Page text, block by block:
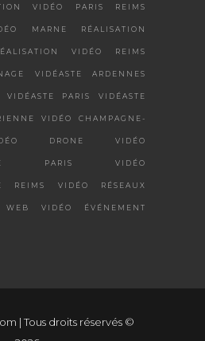
VIDÉO PARIS REIMS
MARNE RÉALISATION
VIDÉO REIMS
VIDÉASTE ARDENNES
VIDÉASTE PARIS VIDÉASTE
VIDÉO CHAMPAGNE-
DRONE VIDÉO
PARIS VIDÉO
REIMS VIDÉO RÉSEAUX
WEB VIDÉO ÉVÉNEMENT
| Tous droits réservés ©